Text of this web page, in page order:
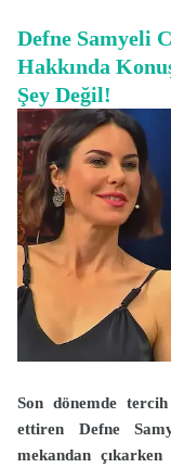
Defne Samyeli
Hakkında
Şey Değil!
Son dönemde
ettiren Defne
mekandan